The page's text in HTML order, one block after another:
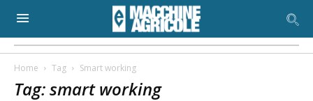
Home Tag Smart working
Tag: smart working